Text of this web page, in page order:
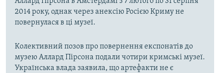
2014 року, однак через анексію Росією Криму не
повернулася в ці музеї.
Колективний позов про повернення експонатів до
музею Аллард Пірсона подали чотири кримські музеї.
Українська влада заявила, що артефакти не є